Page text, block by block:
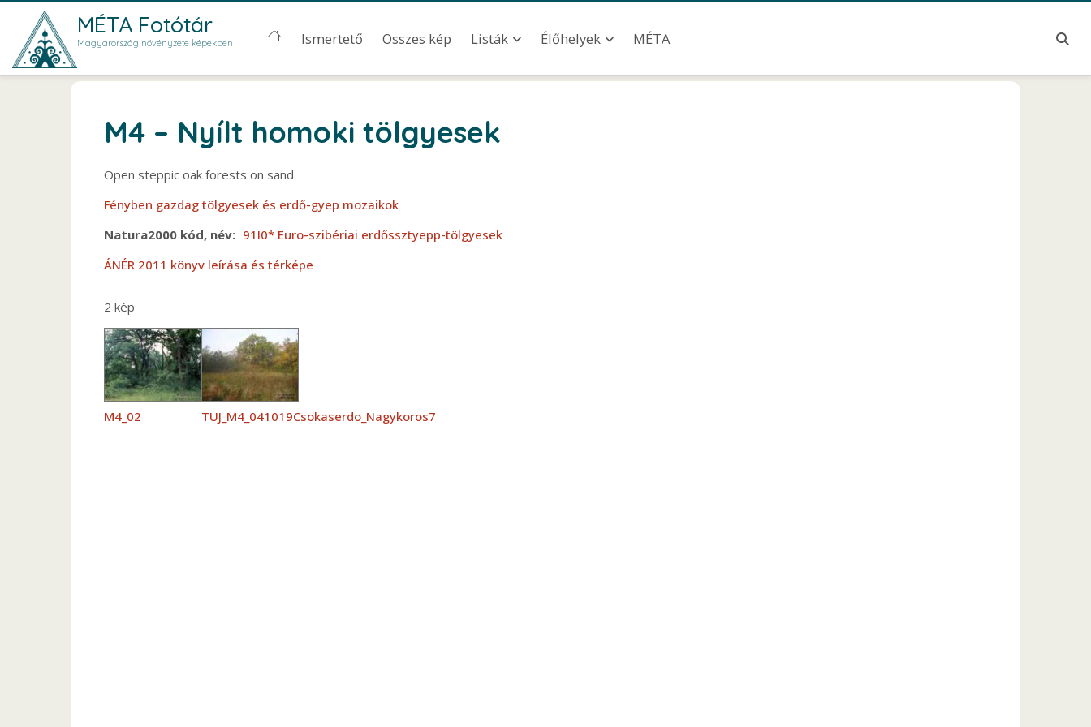
Ugrás a tartalomra
MÉTA Fotótár
Magyarország növényzete képekben Main menu
Ismertető Összes kép Listák Élőhelyek MÉTA
M4 – Nyílt homoki tölgyesek
Open steppic oak forests on sand
Fényben gazdag tölgyesek és erdő-gyep mozaikok
Natura2000 kód, név
91I0* Euro-szibériai erdőssztyepp-tölgyesek
ÁNÉR 2011 könyv leírása és térképe
2 kép
M4_02 TUJ_M4_041019Csokaserdo_Nagykoros7